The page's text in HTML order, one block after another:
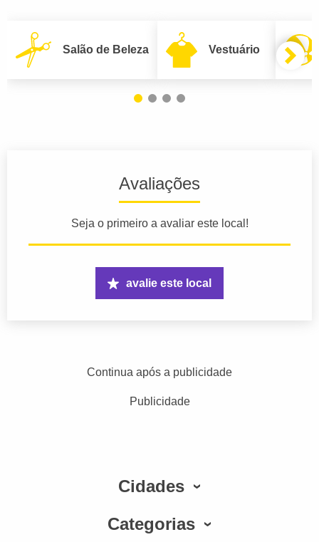
Salão de Beleza Vestuário
Avaliações
Seja o primeiro a avaliar este local!
avalie este local
Continua após a publicidade
Publicidade
Cidades
Categorias